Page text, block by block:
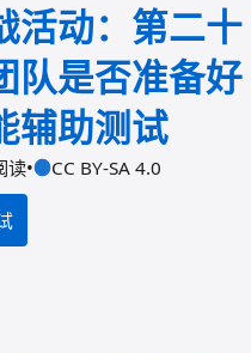
活动：第二十
队是否准备好
辅助测试
读• CC BY-SA 4.0